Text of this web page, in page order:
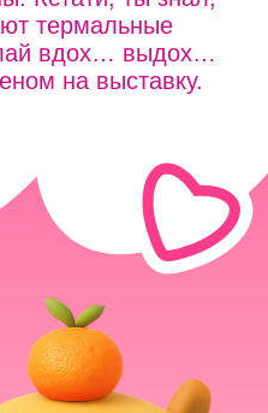
900 ₽
750 ₽